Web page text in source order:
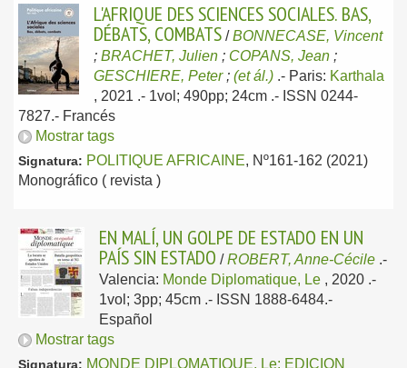
L'AFRIQUE DES SCIENCES SOCIALES. BAS,
DÉBATS, COMBATS /BONNECASE, Vincent
; BRACHET, Julien ; COPANS, Jean ;
GESCHIERE, Peter; (et ál.) .- Paris: Karthala
, 2021 .- 1vol; 490pp; 24cm .- ISSN 0244-
7827.- Francés
Mostrar tags
Signatura: POLITIQUE AFRICAINE, Nº161-162 (2021)
Monográfico ( revista )
EN MALÍ, UN GOLPE DE ESTADO EN UN
PAÍS SIN ESTADO /ROBERT, Anne-Cécile .-
Valencia: Monde Diplomatique, Le , 2020 .-
1vol; 3pp; 45cm .- ISSN 1888-6484.-
Español
Mostrar tags
Signatura: MONDE DIPLOMATIQUE, Le: EDICION